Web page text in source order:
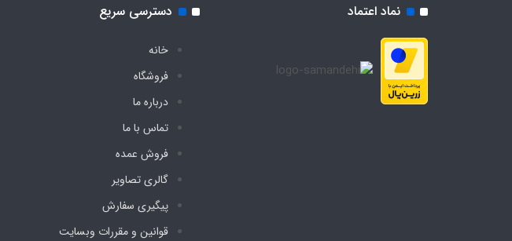
نماد اعتماد دسترسی سریع
خانه
فروشگاه
درباره ما
تماس با ما
فروش عمده
گالری تصاویر
پیگیری سفارش
قوانین و مقررات وبسایت